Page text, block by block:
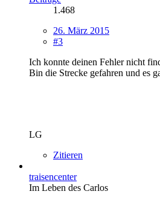
1.468
26. März 2015
#3
Ich konnte deinen Fehler nicht
Bin die Strecke gefahren und es
LG
Zitieren
traisencenter
Im Leben des Carlos